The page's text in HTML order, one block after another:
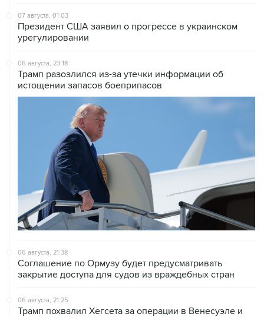
07 августа, 01:03
Президент США заявил о прогрессе в украинском
урегулировании
06 августа, 23:18
Трамп разозлился из-за утечки информации об
истощении запасов боеприпасов
06 августа, 21:38
Соглашение по Ормузу будет предусматривать
закрытие доступа для судов из враждебных стран
06 августа, 21:25
Трамп похвалил Хегсета за операции в Венесуэле и